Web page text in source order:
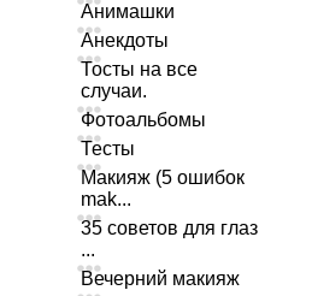
Анимашки
Анекдоты
Тосты на все
случаи.
Фотоальбомы
Тесты
Макияж (5 ошибок
mak...
35 советов для глаз
...
Вечерний макияж